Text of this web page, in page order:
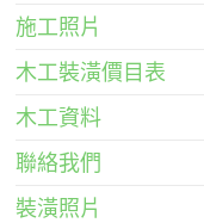
施工照片
木工裝潢價目表
木工資料
聯絡我們
裝潢照片